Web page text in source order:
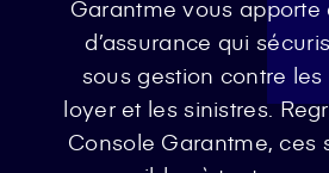
Garantme vous apporte
d’assurance qui
sous gestion contre
loyer et les sinistres.
Console Garantme, ces